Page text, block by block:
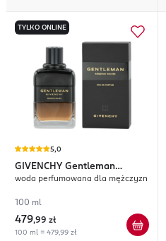
TYLKO ONLINE
5,0
GIVENCHY Gentleman
Réserve Privée
woda perfumowana dla mężczyzn
100 ml
479,99 zł
100 ml = 479,99 zł